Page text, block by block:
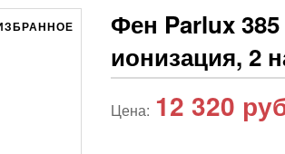
Фен Parlux
ионизация, 2
Цена: 12 320